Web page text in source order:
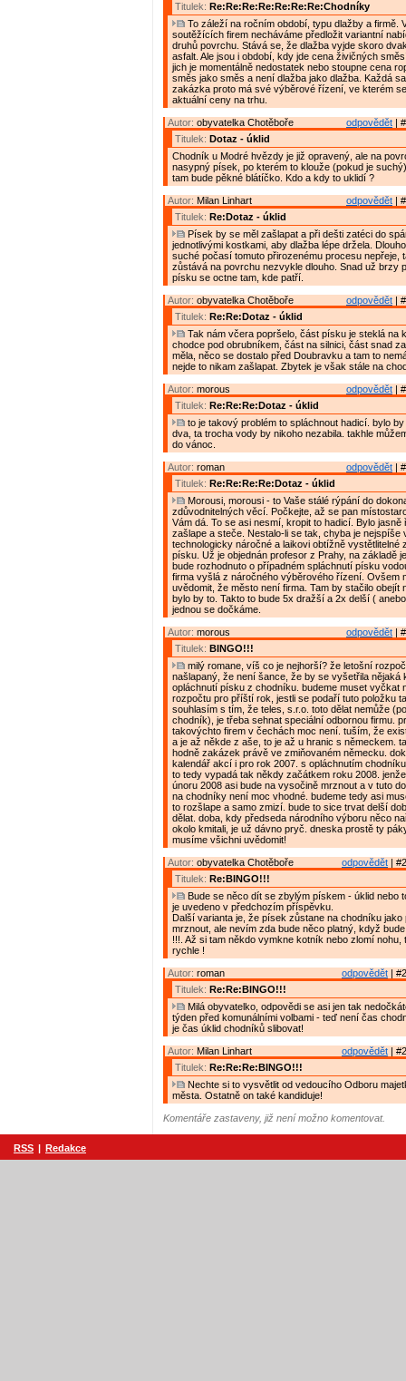
Titulek: Re:Re:Re:Re:Re:Re:Re:Chodníky
To záleží na ročním období, typu dlažby a firmě.
soutěžících firem necháváme předložit variantní
druhů povrchu. Stává se, že dlažba vyjde skoro
asfalt. Ale jsou i období, kdy jde cena živičných
jich je momentálně nedostatek nebo stoupne cena
směs jako směs a není dlažba jako dlažba. Každá
zakázka proto má své výběrové řízení, ve kterém
aktuální ceny na trhu.
odpovědět |
Autor: obyvatelka Chotěboře
Titulek: Dotaz - úklid
Chodník u Modré hvězdy je již opravený, ale na
nasypný písek, po kterém to klouže (pokud je
tam bude pěkné blátíčko. Kdo a kdy to uklidí ?
odpovědět |
Autor: Milan Linhart
Titulek: Re:Dotaz - úklid
Písek by se měl zašlapat a při dešti zatéci do
jednotlivými kostkami, aby dlažba lépe držela.
suché počasí tomuto přirozenému procesu nepřeje,
zůstává na povrchu nezvykle dlouho. Snad už brzy
písku se octne tam, kde patří.
odpovědět |
Autor: obyvatelka Chotěboře
Titulek: Re:Re:Dotaz - úklid
Tak nám včera popršelo, část písku je steklá na
chodce pod obrubníkem, část na silnici, část snad
měla, něco se dostalo před Doubravku a tam to
nejde to nikam zašlapat. Zbytek je však stále na
odpovědět |
Autor: morous
Titulek: Re:Re:Re:Dotaz - úklid
to je takový problém to spláchnout hadicí. bylo
dva, ta trocha vody by nikoho nezabila. takhle
do vánoc.
odpovědět |
Autor: roman
Titulek: Re:Re:Re:Re:Dotaz - úklid
Morousi, morousi - to Vaše stálé rýpání do
zdůvodnitelných věcí. Počkejte, až se pan
Vám dá. To se asi nesmí, kropit to hadicí. Bylo
zašlape a steče. Nestalo-li se tak, chyba je nejspíše
technologicky náročné a laikovi obtížně vystětlitelné
písku. Už je objednán profesor z Prahy, na základě
bude rozhodnuto o případném spláchnutí písku
firma vyšlá z náročného výběrového řízení. Ovšem
uvědomit, že město není firma. Tam by stačilo obejít
bylo by to. Takto to bude 5x dražší a 2x delší (
jednou se dočkáme.
odpovědět |
Autor: morous
Titulek: BINGO!!!
milý romane, víš co je nejhorší? že letošní
našlapaný, že není šance, že by se vyšetřila nějaká
opláchnutí písku z chodníku. budeme muset vyčkat
rozpočtu pro příští rok, jestli se podaří tuto položku
souhlasím s tím, že teles, s.r.o. toto dělat nemůže
chodník), je třeba sehnat speciální odbornou firmu.
takovýchto firem v čechách moc není. tuším, že
a je až někde z aše, to je až u hranic s německem.
hodně zakázek právě ve zmiňovaném německu.
kalendář akcí i pro rok 2007. s opláchnutím
to tedy vypadá tak někdy začátkem roku 2008.
únoru 2008 asi bude na vysočině mrznout a v tuto
na chodníky není moc vhodné. budeme tedy asi
to rozšlape a samo zmizí. bude to sice trvat delší
dělat. doba, kdy předseda národního výboru něco
okolo kmitali, je už dávno pryč. dneska prostě ty
musíme všichni uvědomit!
odpovědět |
Autor: obyvatelka Chotěboře
Titulek: Re:BINGO!!!
Bude se něco dít se zbylým pískem - úklid nebo
je uvedeno v předchozím příspěvku.
Další varianta je, že písek zůstane na chodníku jako
mrznout, ale nevím zda bude něco platný, když
!!!. Až si tam někdo vymkne kotník nebo zlomí nohu,
rychle !
odpovědět |
Autor: roman
Titulek: Re:Re:BINGO!!!
Milá obyvatelko, odpovědi se asi jen tak
týden před komunálními volbami - teď není čas
je čas úklid chodníků slibovat!
odpovědět |
Autor: Milan Linhart
Titulek: Re:Re:Re:BINGO!!!
Nechte si to vysvětlit od vedoucího Odboru
města. Ostatně on také kandiduje!
Komentáře zastaveny, již není možno komentovat.
RSS | Redakce